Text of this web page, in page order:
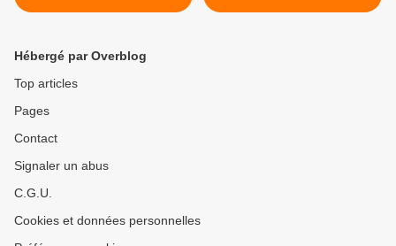
Hébergé par Overblog
Top articles
Pages
Contact
Signaler un abus
C.G.U.
Cookies et données personnelles